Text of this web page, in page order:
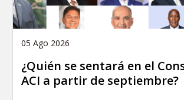
05 Ago 2026
¿Quién se sentará en el
ACI a partir de septiembre?